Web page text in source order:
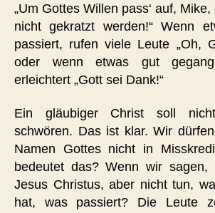
„Um Gottes Willen pass‘ auf,
nicht gekratzt werden!“ Wenn
passiert, rufen viele Leute „Oh,
oder wenn etwas gut
erleichtert „Gott sei Dank!“
Ein gläubiger Christ soll
schwören. Das ist klar. Wir
Namen Gottes nicht in
bedeutet das? Wenn wir sagen,
Jesus Christus, aber nicht tun,
hat, was passiert? Die Leute